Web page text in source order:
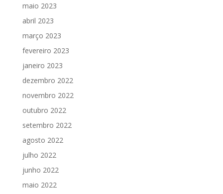
maio 2023
abril 2023
março 2023
fevereiro 2023
janeiro 2023
dezembro 2022
novembro 2022
outubro 2022
setembro 2022
agosto 2022
julho 2022
junho 2022
maio 2022